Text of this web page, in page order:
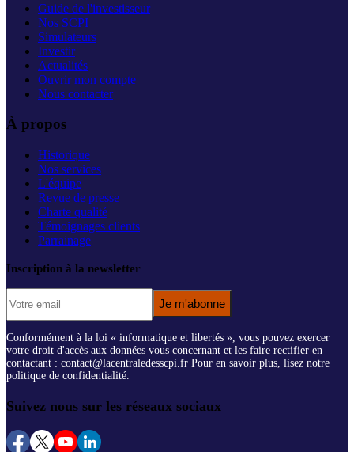
Guide de l'investisseur
Nos SCPI
Simulateurs
Investir
Actualités
Ouvrir mon compte
Nous contacter
À propos
Historique
Nos services
L'équipe
Revue de presse
Charte qualité
Témoignages clients
Parrainage
Inscription à la newsletter
Je m'abonne
Conformément à la loi « informatique et libertés », vous pouvez exercer
votre droit d'accès aux données vous concernant et les faire rectifier en
contactant : contact@lacentraledesscpi.fr Pour en savoir plus, lisez notre
politique de confidentialité.
Suivez nous sur les réseaux sociaux